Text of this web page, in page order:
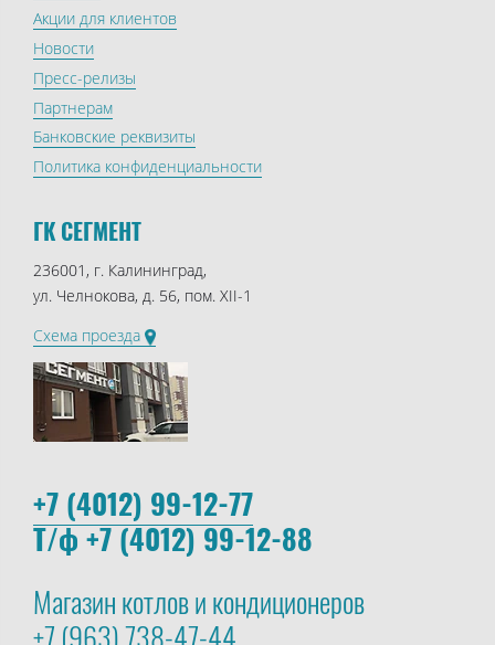
Акции для клиентов
Новости
Пресс-релизы
Партнерам
Банковские реквизиты
Политика конфиденциальности
ГК СЕГМЕНТ
236001, г. Калининград,
ул. Челнокова, д. 56, пом. XII-1
Схема проезда
+7 (4012) 99-12-77
Т/ф +7 (4012) 99-12-88
Магазин котлов и кондиционеров